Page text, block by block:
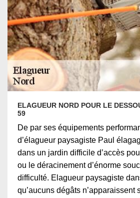
ELAGUEUR NORD POUR LE
59
De par ses équipements
d’élagueur paysagiste Paul
dans un jardin difficile d’accès
ou le déracinement d’énorme
difficulté. Elagueur paysagiste
qu’aucuns dégâts n’apparaissent